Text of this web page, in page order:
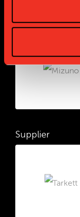
Supplier
Supplier